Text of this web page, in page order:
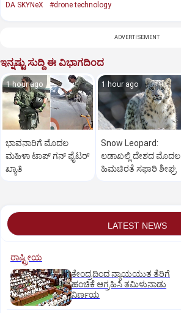
DA SKYNeX
#drone technology
ADVERTISEMENT
ಇನ್ನಷ್ಟು ಸುದ್ದಿ ಈ ವಿಭಾಗದಿಂದ
1 hour ago
ಭಾವನಾರಿಗೆ ಮೊದಲ
ಮಹಿಳಾ ಟಾಪ್‌ ಗನ್‌ ಫೈಟರ್‌
ಖ್ಯಾತಿ
1 hour ago
Snow Leopard:
ಲಡಾಖಲ್ಲಿ ದೇಶದ ಮೊದಲ
ಹಿಮಚಿರತೆ ಸಫಾರಿ ಶೀಘ್ರ
LATEST NEWS
ರಾಷ್ಟ್ರೀಯ
ಕೇಂದ್ರದಿಂದ ನ್ಯಾಯಯುತ ತೆರಿಗೆ
ಹಂಚಿಕೆ ಆಗ್ರಹಿಸಿ ತಮಿಳುನಾಡು
ನಿರ್ಣಯ